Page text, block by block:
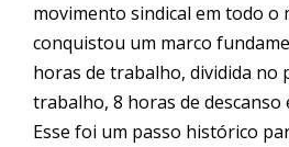
movimento sindical em todo o
conquistou um marco
horas de trabalho, dividida no
trabalho, 8 horas de descanso
Esse foi um passo histórico